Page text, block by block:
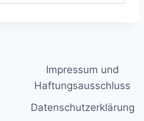
Impressum und
Haftungsausschluss
Datenschutzerklärung